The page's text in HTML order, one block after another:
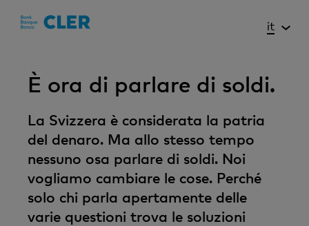
it
È ora di parlare di soldi.
La Svizzera è considerata la patria
del denaro. Ma allo stesso tempo
nessuno osa parlare di soldi. Noi
vogliamo cambiare le cose. Perché
solo chi parla apertamente delle
varie questioni trova le soluzioni